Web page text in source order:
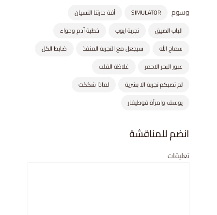
وسوم SIMULATOR
آفة حارتنا النسيان
الباب الضيق
تجربة ايوب
خطية آدم وحواء
سماح الله
سيجعل مع التجربة المنفذ
ضابط الكل
عبور البحر الاحمر
غلاظة القلب
لم تصبكم تجربة الا بشرية
لماذا شككت
يوسف وامرأة فوطيفار
انضم للمناقشة
تعليقات